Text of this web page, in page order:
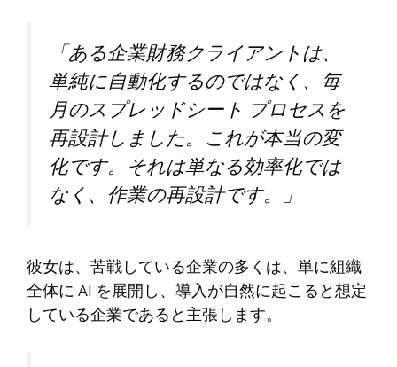
「ある企業財務クライアントは、
単純に自動化するのではなく、毎
月のスプレッドシート プロセスを
再設計しました。これが本当の変
化です。それは単なる効率化では
なく、作業の再設計です。」
彼女は、苦戦している企業の多くは、単に組織
全体に AI を展開し、導入が自然に起こると想定
している企業であると主張します。